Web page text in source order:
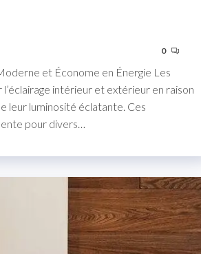
0
et Économe en Énergie Les
intérieur et extérieur en raison
leur luminosité éclatante. Ces
pour divers…